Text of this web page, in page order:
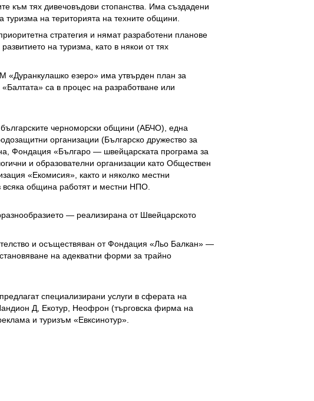
тях дивечовъдови стопанства. Има създадени
на територията на техните общини.
стратегия и нямат разработени планове
на туризма, като в някои от тях
«Дуранкулашко езеро» има утвърден план за
са в процес на разработване или
черноморски общини (АБЧО), една
организации (Българско дружество за
Фондация «Българо — швейцарската програма за
и образователни организации като Обществен
«Екомисия», както и няколко местни
всяка община работят и местни НПО.
— реализирана от Швейцарското
и осъществяван от Фондация «Льо Балкан» —
на адекватни форми за трайно
специализирани услуги в сферата на
Д, Екотур, Неофрон (търговска фирма на
и туризъм «Евксинотур».